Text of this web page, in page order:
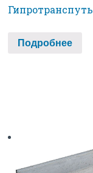
Гипротранспуть
Подробнее